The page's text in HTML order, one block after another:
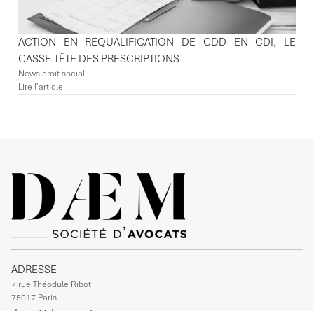
ACTION EN REQUALIFICATION DE CDD EN CDI, LE
CASSE-TÊTE DES PRESCRIPTIONS
News droit social
Lire l'article
ADRESSE
7 rue Théodule Ribot
75017 Paris